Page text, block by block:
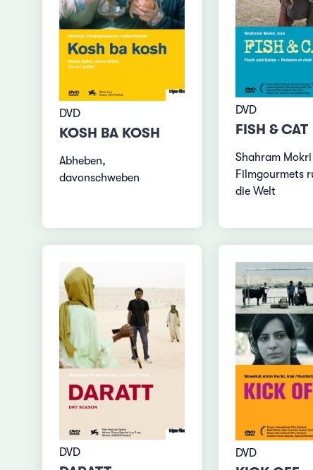
DVD
KOSH BA KOSH
Abheben,
davonschweben
DVD
FISH & CAT
Shahram
Filmgourmets
die Welt
DVD DVD